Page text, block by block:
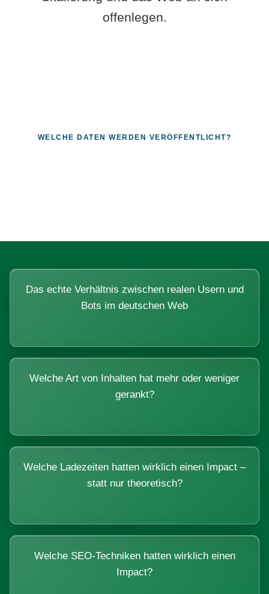
offenlegen.
WELCHE DATEN WERDEN VERÖFFENTLICHT?
Das echte Verhältnis zwischen realen Usern und
Bots im deutschen Web
Welche Art von Inhalten hat mehr oder weniger
gerankt?
Welche Ladezeiten hatten wirklich einen Impact –
statt nur theoretisch?
Welche SEO-Techniken hatten wirklich einen
Impact?